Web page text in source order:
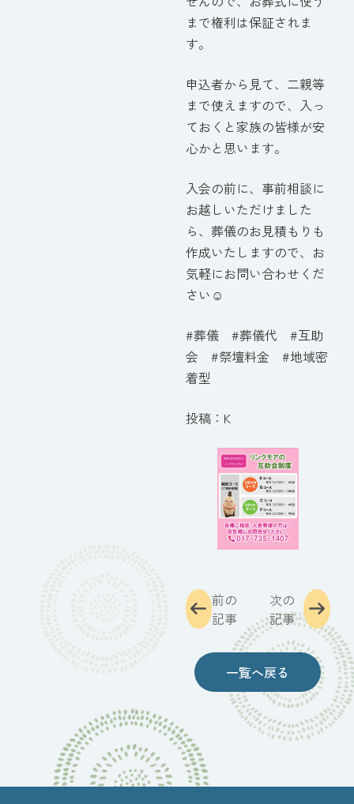
まで権利は保証されま
す。
申込者から見て、二親等
まで使えますので、入っ
ておくと家族の皆様が安
心かと思います。
入会の前に、事前相談に
お越しいただけました
ら、葬儀のお見積もりも
作成いたしますので、お
気軽にお問い合わせくだ
さい☺
#葬儀 #葬儀代 #互助
会 #祭壇料金 #地域密
着型
投稿：K
前の
記事
一覧へ戻る
次の
記事